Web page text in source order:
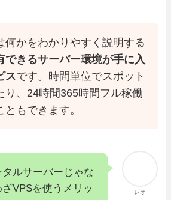
何かをわかりやすく説明する
できるサーバー環境が手に入
スです。時間単位でスポット
り、24時間365時間フル稼働
ともできます。
レオ
ルサーバーじゃな
VPSを使うメリッ